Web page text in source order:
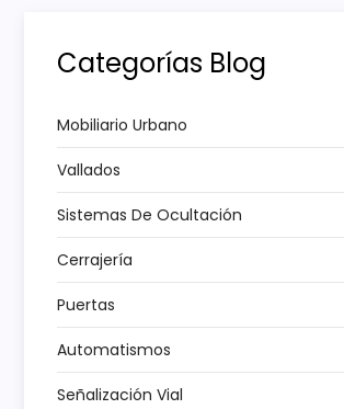
ó
n
d
e
e
n
t
Categorías Blog
Mobiliario Urbano
Vallados
Sistemas De Ocultación
Cerrajería
Puertas
Automatismos
Señalización Vial